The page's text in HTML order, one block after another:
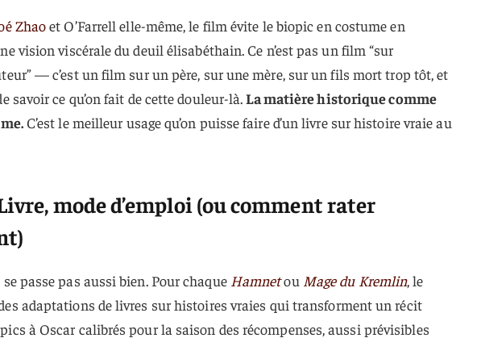
Zhaoet O’Farrell elle-même, le film évite le biopic en costume en
vision viscérale du deuil élisabéthain. Ce n’est pas un film “sur
— c’est un film sur un père, sur une mère, sur un fils mort trop tôt, et
savoir ce qu’on fait de cette douleur-là.La matière historique comme
C’est le meilleur usage qu’on puisse faire d’un livre sur histoire vraie au
mode d’emploi (ou comment rater
passe pas aussi bien. Pour chaque Hamnetou Mage du Kremlin, le
adaptations de livres sur histoires vraies qui transforment un récit
à Oscar calibrés pour la saison des récompenses, aussi prévisibles